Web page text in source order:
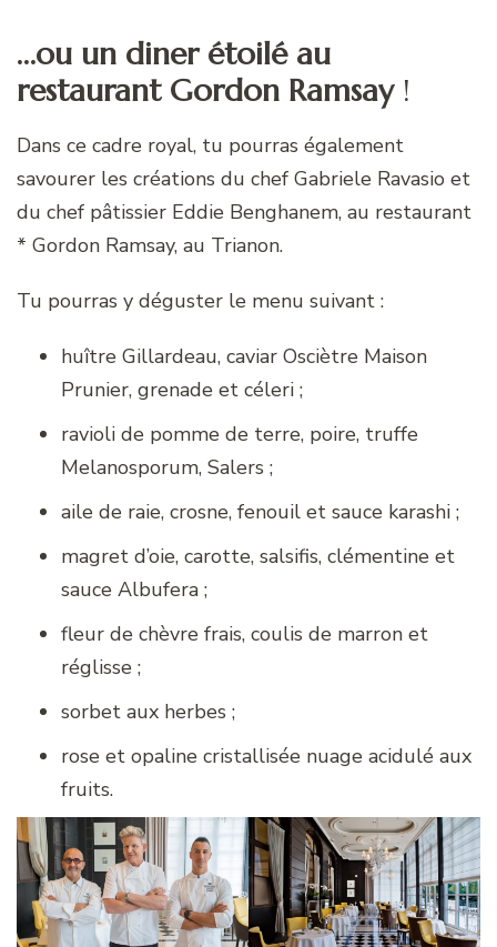
…ou un diner étoilé au
restaurant Gordon Ramsay!
Dans ce cadre royal, tu pourras également
savourer les créations du chef Gabriele Ravasio et
du chef pâtissier Eddie Benghanem, au restaurant
* Gordon Ramsay, au Trianon.
Tu pourras y déguster le menu suivant :
huître Gillardeau, caviar Osciètre Maison
Prunier, grenade et céleri ;
ravioli de pomme de terre, poire, truffe
Melanosporum, Salers ;
aile de raie, crosne, fenouil et sauce karashi ;
magret d’oie, carotte, salsifis, clémentine et
sauce Albufera ;
fleur de chèvre frais, coulis de marron et
réglisse ;
sorbet aux herbes ;
rose et opaline cristallisée nuage acidulé aux
fruits.